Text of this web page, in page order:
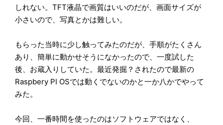
しれない。TFT液晶で画質はいいのだが、画面サイズが
小さいので、写真とかは難しい。
もらった当時に少し触ってみたのだが、手順がたくさん
あり、簡単に動かせそうになかったので、一度試した
後、お蔵入りしていた。最近発掘？されたので最新の
Raspbery PI OSでは動くでないのかと一か八かでやって
みた。
今回、一番時間を使ったのはソフトウェアではなく、